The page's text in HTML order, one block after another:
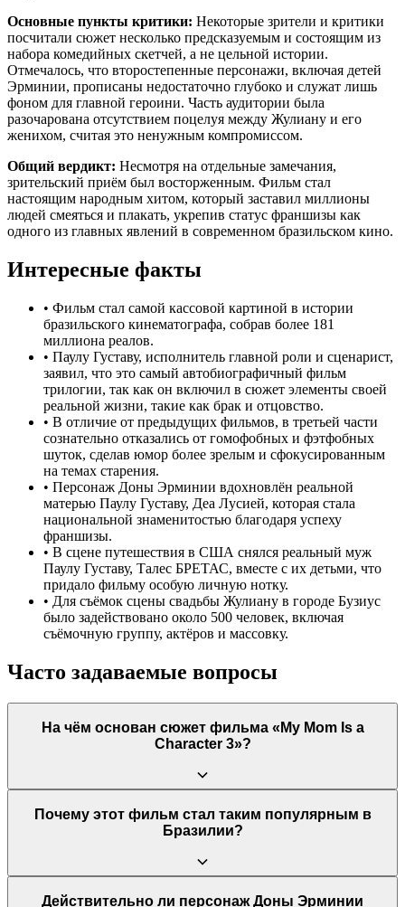
Основные пункты критики: Некоторые зрители и критики
посчитали сюжет несколько предсказуемым и состоящим из
набора комедийных скетчей, а не цельной истории.
Отмечалось, что второстепенные персонажи, включая детей
Эрминии, прописаны недостаточно глубоко и служат лишь
фоном для главной героини. Часть аудитории была
разочарована отсутствием поцелуя между Жулиану и его
женихом, считая это ненужным компромиссом.
Общий вердикт: Несмотря на отдельные замечания,
зрительский приём был восторженным. Фильм стал
настоящим народным хитом, который заставил миллионы
людей смеяться и плакать, укрепив статус франшизы как
одного из главных явлений в современном бразильском кино.
Интересные факты
• Фильм стал самой кассовой картиной в истории
бразильского кинематографа, собрав более 181
миллиона реалов.
• Паулу Густаву, исполнитель главной роли и сценарист,
заявил, что это самый автобиографичный фильм
трилогии, так как он включил в сюжет элементы своей
реальной жизни, такие как брак и отцовство.
• В отличие от предыдущих фильмов, в третьей части
сознательно отказались от гомофобных и фэтфобных
шуток, сделав юмор более зрелым и сфокусированным
на темах старения.
• Персонаж Доны Эрминии вдохновлён реальной
матерью Паулу Густаву, Деа Лусией, которая стала
национальной знаменитостью благодаря успеху
франшизы.
• В сцене путешествия в США снялся реальный муж
Паулу Густаву, Талес БРЕТАС, вместе с их детьми, что
придало фильму особую личную нотку.
• Для съёмок сцены свадьбы Жулиану в городе Бузиус
было задействовано около 500 человек, включая
съёмочную группу, актёров и массовку.
Часто задаваемые вопросы
На чём основан сюжет фильма «My Mom Is a
Character 3»?
Сюжет основан на театральной пьесе, созданной
исполнителем главной роли Паулу Густаву. Третья часть
героини, Доны Эрминии, когда её дети вырастают и создают
свои семьи, заставляя её столкнуться с «синдромом
опустевшего гнезда».
Почему этот фильм стал таким популярным в
Бразилии?
Фильм добился феноменального успеха благодаря
Действительно ли персонаж Доны Эрминии